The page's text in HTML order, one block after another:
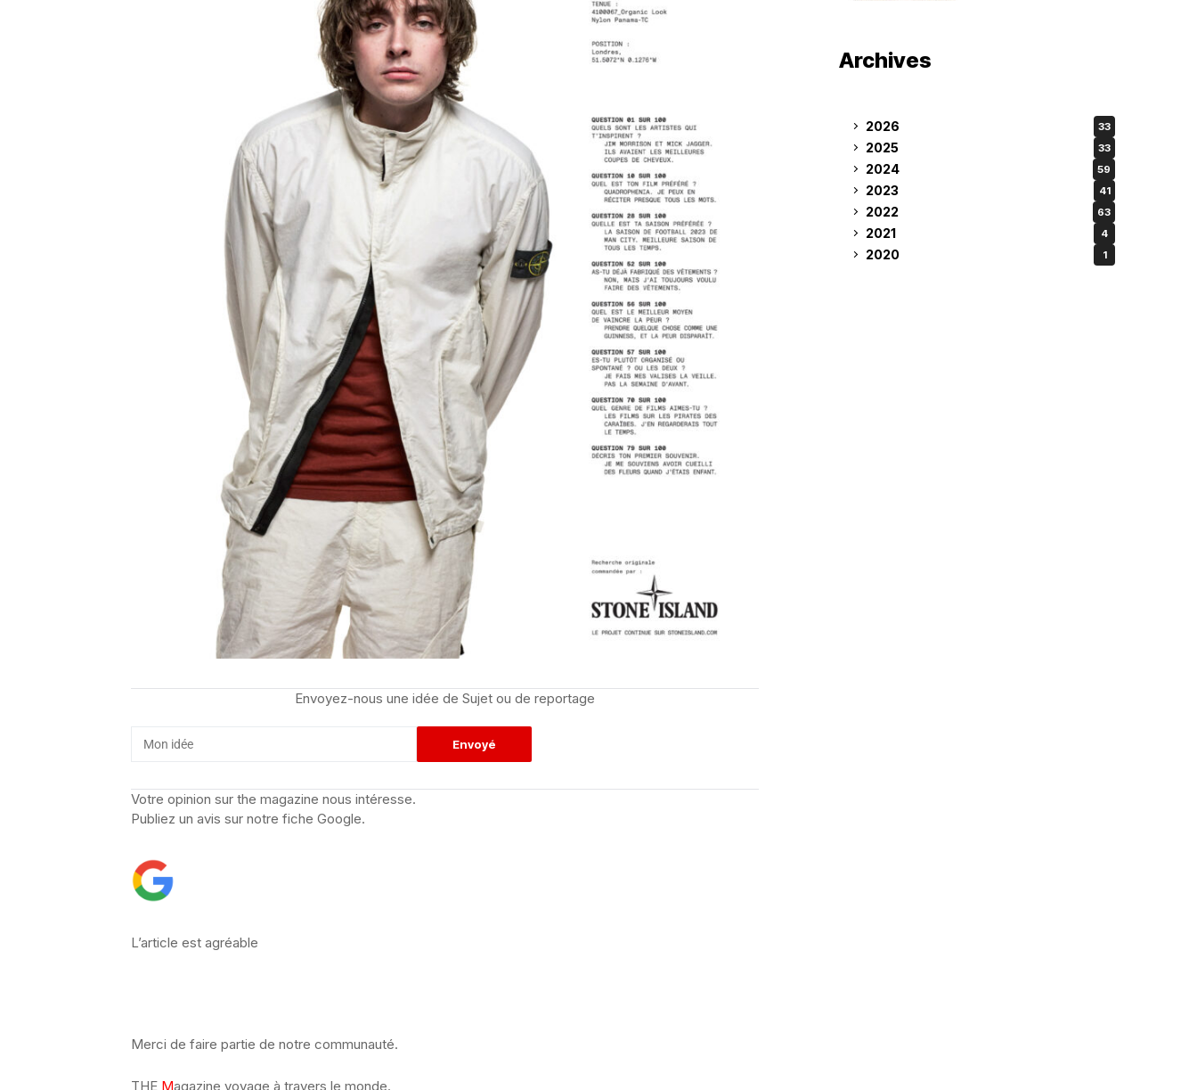
Envoyez-nous une idée de Sujet ou de reportage
Votre opinion sur the magazine nous intéresse.
Publiez un avis sur notre fiche Google.
L’article est agréable
Merci de faire partie de notre communauté.
THE Magazine voyage à travers le monde.
Archives
2026 33
2025 33
2024 59
2023 41
2022 63
2021 4
2020 1